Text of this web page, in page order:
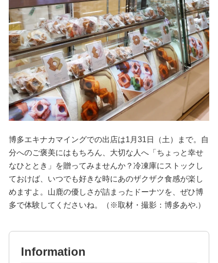
博多エキナカマイングでの出店は1月31日（土）まで。自
分へのご褒美にはもちろん、大切な人へ「ちょっと幸せ
なひととき」を贈ってみませんか？冷凍庫にストックし
ておけば、いつでも好きな時にあのザクザク食感が楽し
めますよ。山鹿の優しさが詰まったドーナツを、ぜひ博
多で体験してくださいね。（※取材・撮影：博多あや.）
Information